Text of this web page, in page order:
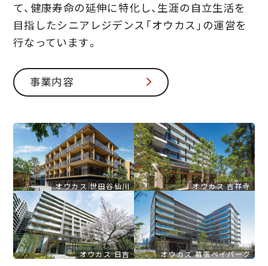
オウカス 世田谷仙川 オウカス 吉祥寺
オウカス 日吉 オウカス 幕張ベイパーク
て、 健康寿命の延伸に特化し、 生涯の自立生活を
目指したシニアレジデンス 「オウカス」の運営を
行なっています。
事業内容